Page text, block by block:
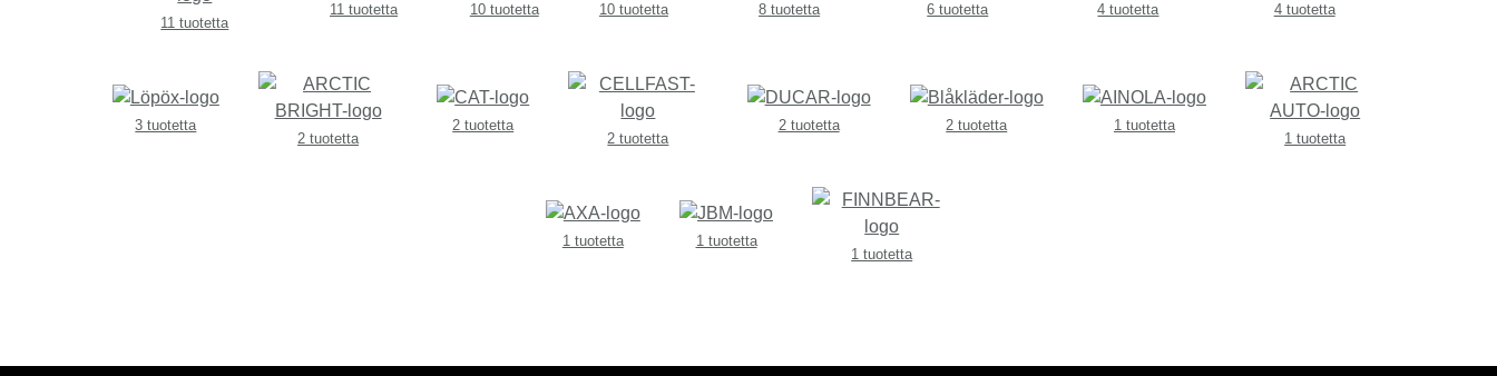
11 tuotetta
11 tuotetta 10 tuotetta 10 tuotetta 8 tuotetta 6 tuotetta 4 tuotetta 4 tuotetta
3 tuotetta
2 tuotetta
2 tuotetta
2 tuotetta
2 tuotetta 2 tuotetta
1 tuotetta
1 tuotetta
1 tuotetta
1 tuotetta
1 tuotetta